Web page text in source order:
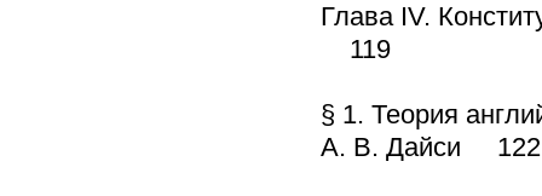
Глава IV.
119
§ 1. Теория
А. В. Дайси 122